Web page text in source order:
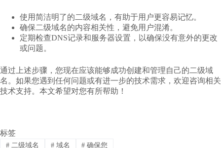
使用简洁明了的二级域名，有助于用户更容易记忆。
确保二级域名的内容相关性，避免用户混淆。
定期检查DNS记录和服务器设置，以确保没有意外的更改
或问题。
通过上述步骤，您现在应该能够成功创建和管理自己的二级域
名。如果您遇到任何问题或有进一步的技术需求，欢迎咨询相关
技术支持。本文希望对您有所帮助！
标签
#二级域名 #域名 # 确保您